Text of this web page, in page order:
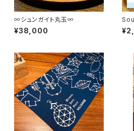
∞シュンガイト丸玉∞
¥38,000
D)